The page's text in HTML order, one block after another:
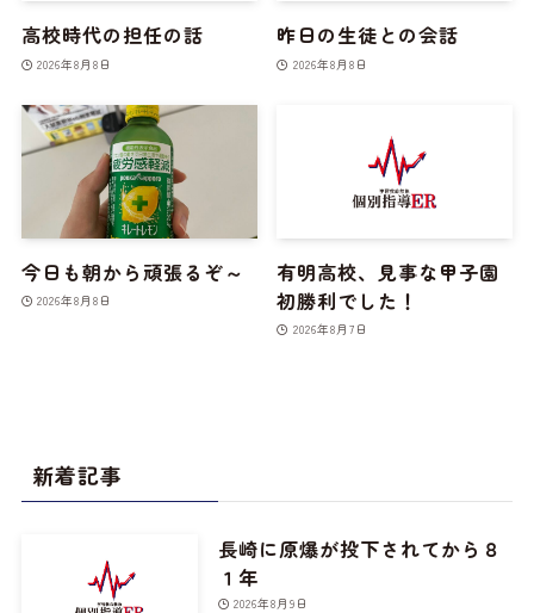
高校時代の担任の話
2026年8月8日
昨日の生徒との会話
2026年8月8日
今日も朝から頑張るぞ～
2026年8月8日
有明高校、見事な甲子園
初勝利でした！
2026年8月7日
新着記事
長崎に原爆が投下されてから８
１年
2026年8月9日